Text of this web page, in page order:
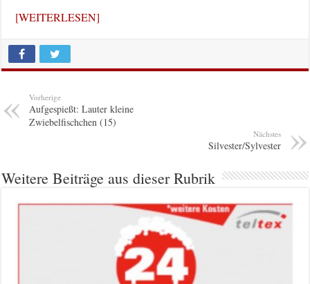
[WEITERLESEN]
Vorherige
Aufgespießt: Lauter kleine
Zwiebelfischchen (15)
Nächstes
Silvester/Sylvester
Weitere Beiträge aus dieser Rubrik